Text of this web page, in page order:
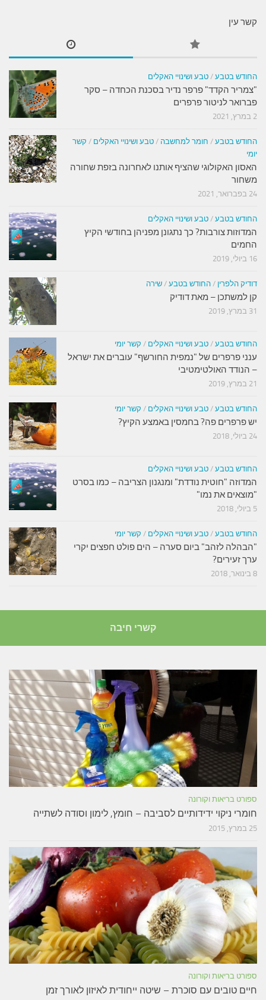
קשר עין
החודש בטבע / טבע ושינויי האקלים
"צמריר הקדד" פרפר נדיר בסכנת הכחדה – סקר
פברואר לניטור פרפרים
2 במרץ, 2021
החודש בטבע / חומר למחשבה / טבע ושינויי האקלים / קשר
יומי
האסון האקולוגי שהציף אותנו לאחרונה בזפת שחורה
משחור
24 בפברואר, 2021
החודש בטבע / טבע ושינויי האקלים
המדוזות צורבות? כך נתגונן מפניהן בחודשי הקיץ
החמים
16 ביולי, 2019
דודיק הלפרין / החודש בטבע / שירה
קן למשתכן – מאת דודיק
31 במרץ, 2019
החודש בטבע / טבע ושינויי האקלים / קשר יומי
ענני פרפרים של "נמפית החורשף" עוברים את ישראל
– הנודד האולטימטיבי
21 במרץ, 2019
החודש בטבע / טבע ושינויי האקלים / קשר יומי
יש פרפרים פה? בחמסין באמצע הקיץ?
24 ביולי, 2018
החודש בטבע / טבע ושינויי האקלים
המדוזה "חוטית נודדת" ומנגנון הצריבה – כמו בסרט
"מוצאים את נמו"
5 ביולי, 2018
החודש בטבע / טבע ושינויי האקלים / קשר יומי
"הבהלה לזהב" ביום סערה – הים פולט חפצים יקרי
ערך זעירים?
8 בינואר, 2018
קשרי חיבה
ספורט בריאות וקורונה
חומרי ניקוי ידידותיים לסביבה – חומץ, לימון וסודה לשתייה
25 במרץ, 2015
ספורט בריאות וקורונה
חיים טובים עם סוכרת – שיטה ייחודית לאיזון לאורך זמן